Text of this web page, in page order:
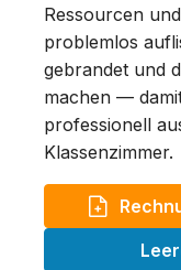
Ressourcen
problemlos
gebrandet und
machen —
professionell
Klassenzimmer.